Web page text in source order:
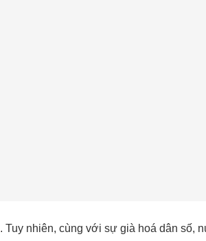
. Tuy nhiên, cùng với sự già hoá dân số,